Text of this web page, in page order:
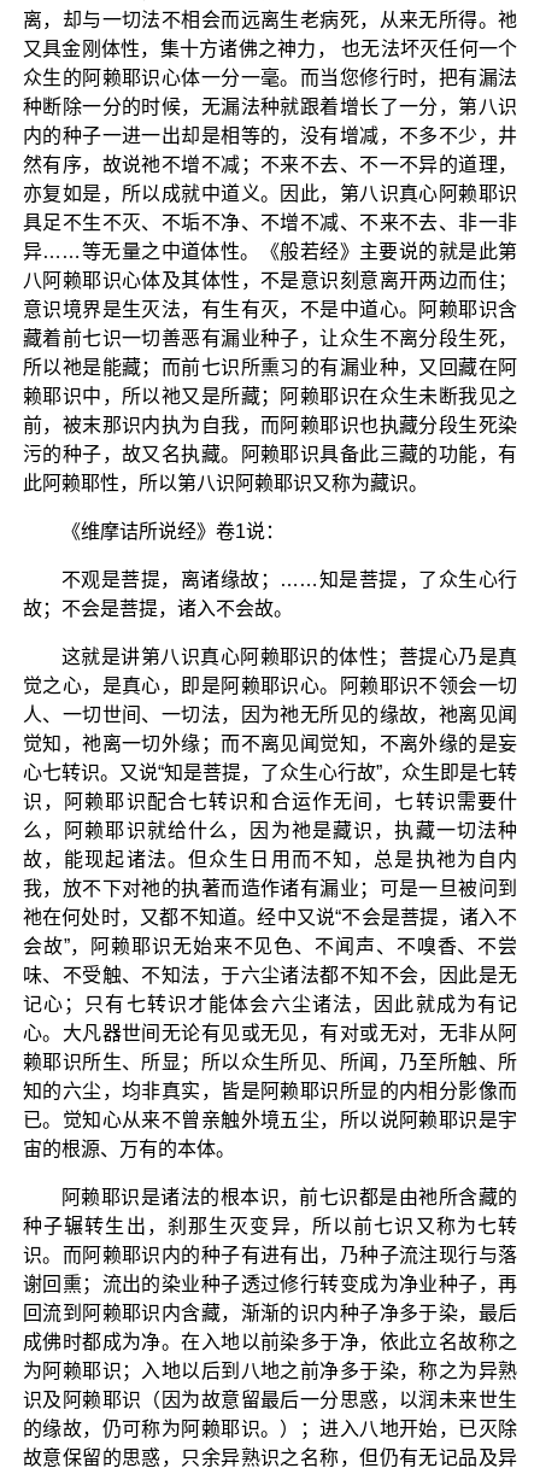
离，却与一切法不相会而远离生老病死，从来无所得。祂
又具金刚体性，集十方诸佛之神力， 也无法坏灭任何一个
众生的阿赖耶识心体一分一毫。而当您修行时，把有漏法
种断除一分的时候，无漏法种就跟着增长了一分，第八识
内的种子一进一出却是相等的，没有增减，不多不少，井
然有序，故说祂不增不减；不来不去、不一不异的道理，
亦复如是，所以成就中道义。因此，第八识真心阿赖耶识
具足不生不灭、不垢不净、不增不减、不来不去、非一非
异……等无量之中道体性。《般若经》主要说的就是此第
八阿赖耶识心体及其体性，不是意识刻意离开两边而住；
意识境界是生灭法，有生有灭，不是中道心。阿赖耶识含
藏着前七识一切善恶有漏业种子，让众生不离分段生死，
所以祂是能藏；而前七识所熏习的有漏业种，又回藏在阿
赖耶识中，所以祂又是所藏；阿赖耶识在众生未断我见之
前，被末那识内执为自我，而阿赖耶识也执藏分段生死染
污的种子，故又名执藏。阿赖耶识具备此三藏的功能，有
此阿赖耶性，所以第八识阿赖耶识又称为藏识。
《维摩诘所说经》卷1说：
不观是菩提，离诸缘故；……知是菩提，了众生心行
故；不会是菩提，诸入不会故。
这就是讲第八识真心阿赖耶识的体性；菩提心乃是真
觉之心，是真心，即是阿赖耶识心。阿赖耶识不领会一切
人、一切世间、一切法，因为祂无所见的缘故，祂离见闻
觉知，祂离一切外缘；而不离见闻觉知，不离外缘的是妄
心七转识。又说“知是菩提，了众生心行故”，众生即是七转
识，阿赖耶识配合七转识和合运作无间，七转识需要什
么，阿赖耶识就给什么，因为祂是藏识，执藏一切法种
故，能现起诸法。但众生日用而不知，总是执祂为自内
我，放不下对祂的执著而造作诸有漏业；可是一旦被问到
祂在何处时，又都不知道。经中又说“不会是菩提，诸入不
会故”，阿赖耶识无始来不见色、不闻声、不嗅香、不尝
味、不受触、不知法，于六尘诸法都不知不会，因此是无
记心；只有七转识才能体会六尘诸法，因此就成为有记
心。大凡器世间无论有见或无见，有对或无对，无非从阿
赖耶识所生、所显；所以众生所见、所闻，乃至所触、所
知的六尘，均非真实，皆是阿赖耶识所显的内相分影像而
已。觉知心从来不曾亲触外境五尘，所以说阿赖耶识是宇
宙的根源、万有的本体。
阿赖耶识是诸法的根本识，前七识都是由祂所含藏的
种子辗转生出，刹那生灭变异，所以前七识又称为七转
识。而阿赖耶识内的种子有进有出，乃种子流注现行与落
谢回熏；流出的染业种子透过修行转变成为净业种子，再
回流到阿赖耶识内含藏，渐渐的识内种子净多于染，最后
成佛时都成为净。在入地以前染多于净，依此立名故称之
为阿赖耶识；入地以后到八地之前净多于染，称之为异熟
识及阿赖耶识（因为故意留最后一分思惑，以润未来世生
的缘故，仍可称为阿赖耶识。）；进入八地开始，已灭除
故意保留的思惑，只余异熟识之名称，但仍有无记品及异